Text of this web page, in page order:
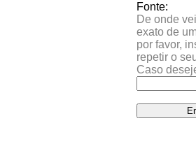
Fonte:
De onde
exato de
por favor,
repetir o
Caso